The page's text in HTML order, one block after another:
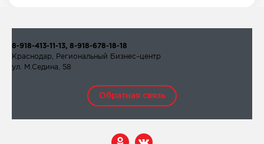
8-918-413-11-13, 8-918-678-18-18
Краснодар, Региональный Бизнес–центр
ул. М.Седина, 58
Обратная связь